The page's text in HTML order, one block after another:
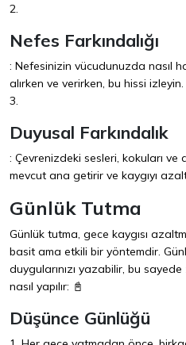
2.
Nefes Farkındalığı
: Nefesinizin vücudunuzda nasıl
alırken ve verirken, bu hissi izleyin.
3.
Duyusal Farkındalık
: Çevrenizdeki sesleri, kokuları ve
mevcut ana getirir ve kaygıyı
Günlük Tutma
Günlük tutma, gece kaygısı
basit ama etkili bir yöntemdir.
duygularınızı yazabilir, bu
nasıl yapılır: 📓
Düşünce Günlüğü